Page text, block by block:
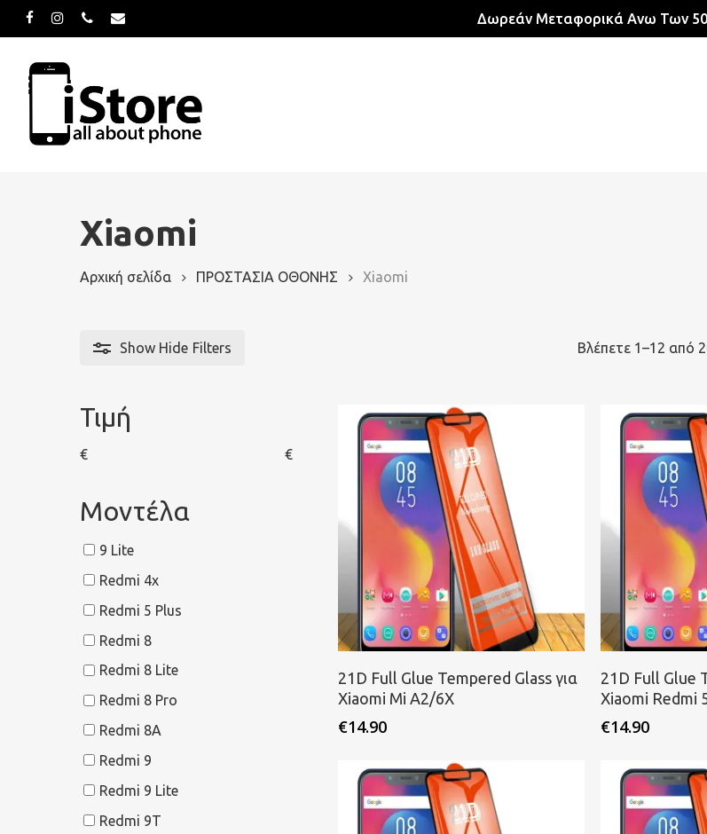
to
main
content
facebookinstagramphoneemail Δωρεάν Μεταφορικά Ανω Των
Xiaomi
Αρχική σελίδα ΠΡΟΣΤΑΣΙΑ ΟΘΟΝΗΣ Xiaomi
Show Hide Filters Βλέπετε 1–12 από
Τιμή
€ €
Μοντέλα
9 Lite
Redmi 4x
Redmi 5 Plus
Redmi 8
Redmi 8 Lite
Redmi 8 Pro
Redmi 8A
Redmi 9
Redmi 9 Lite
Redmi 9T
Προσθήκη στο καλάθι
21D Full Glue Tempered Glass για
Xiaomi Mi A2/6X
€14.90
21D Full Glue
Xiaomi Redmi
€14.90